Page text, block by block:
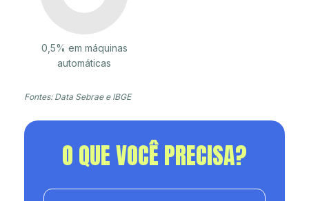
0,5% em máquinas
automáticas
Fontes: Data Sebrae e IBGE
O QUE VOCÊ PRECISA?